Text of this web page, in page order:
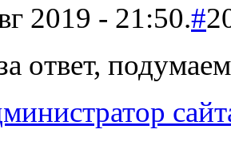
2019 - 21:50.#
ответ,